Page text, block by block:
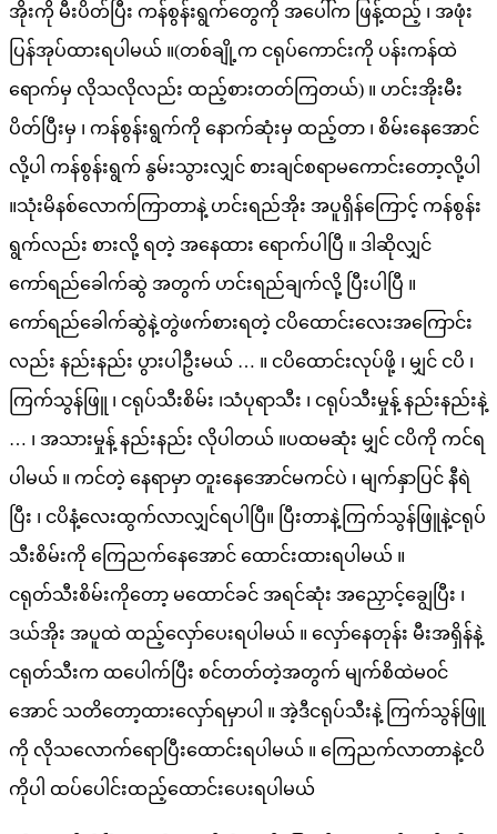
အိုးကို မီးပိတ်ပြီး ကန်စွန်းရွက်တွေကို အပေါ်က ဖြန့်ထည့် ၊ အဖုံး
ပြန်အုပ်ထားရပါမယ် ။(တစ်ချို့က ငရုပ်ကောင်းကို ပန်းကန်ထဲ
ရောက်မှ လိုသလိုလည်း ထည့်စားတတ်ကြတယ်) ။ ဟင်းအိုးမီး
ပိတ်ပြီးမှ ၊ ကန်စွန်းရွက်ကို နောက်ဆုံးမှ ထည့်တာ ၊ စိမ်းနေအောင်
လို့ပါ ကန်စွန်းရွက် နွမ်းသွားလျှင် စားချင်စရာမကောင်းတော့လို့ပါ
။သုံးမိနစ်လောက်ကြာတာနဲ့ ဟင်းရည်အိုး အပူရှိန်ကြောင့် ကန်စွန်း
ရွက်လည်း စားလို့ ရတဲ့ အနေထား ရောက်ပါပြီ ။ ဒါဆိုလျှင်
ကော်ရည်ခေါက်ဆွဲ အတွက် ဟင်းရည်ချက်လို့ ပြီးပါပြီ ။
ကော်ရည်ခေါက်ဆွဲနဲ့တွဲဖက်စားရတဲ့ ငပိထောင်းလေးအကြောင်း
လည်း နည်းနည်း ပွားပါဦးမယ် … ။ ငပိထောင်းလုပ်ဖို့ ၊ မျှင် ငပိ ၊
ကြက်သွန်ဖြူ ၊ ငရုပ်သီးစိမ်း ၊သံပုရာသီး ၊ ငရုပ်သီးမှုန့် နည်းနည်းနဲ့
… ၊ အသားမှုန့် နည်းနည်း လိုပါတယ် ။ပထမဆုံး မျှင် ငပိကို ကင်ရ
ပါမယ် ။ ကင်တဲ့ နေရာမှာ တူးနေအောင်မကင်ပဲ ၊ မျက်နှာပြင် နီရဲ
ပြီး ၊ ငပိနံ့လေးထွက်လာလျှင်ရပါပြီ။ ပြီးတာနဲ့ကြက်သွန်ဖြူနဲ့ငရုပ်
သီးစိမ်းကို ကြေညက်နေအောင် ထောင်းထားရပါမယ် ။
ငရုတ်သီးစိမ်းကိုတော့ မထောင်ခင် အရင်ဆုံး အညှောင့်ချွေပြီး ၊
ဒယ်အိုး အပူထဲ ထည့်လှော်ပေးရပါမယ် ။ လှော်နေတုန်း မီးအရှိန်နဲ့
ငရုတ်သီးက ထပေါက်ပြီး စင်တတ်တဲ့အတွက် မျက်စိထဲမ၀င်
အောင် သတိတော့ထားလှော်ရမှာပါ ။ အဲ့ဒီငရုပ်သီးနဲ့ ကြက်သွန်ဖြူ
ကို လိုသလောက်ရောပြီးထောင်းရပါမယ် ။ ကြေညက်လာတာနဲ့ငပိ
ကိုပါ ထပ်ပေါင်းထည့်ထောင်းပေးရပါမယ်